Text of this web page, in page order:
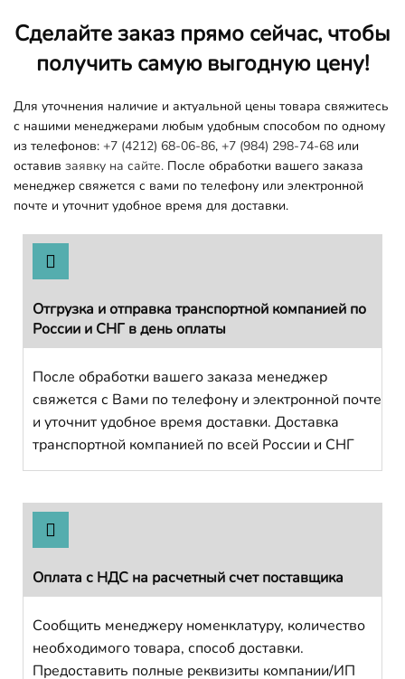
Сделайте заказ прямо сейчас, чтобы
получить самую выгодную цену!
Для уточнения наличие и актуальной цены товара свяжитесь
с нашими менеджерами любым удобным способом по одному
из телефонов: +7 (4212) 68-06-86, +7 (984) 298-74-68 или
оставив заявку на сайте. После обработки вашего заказа
менеджер свяжется с вами по телефону или электронной
почте и уточнит удобное время для доставки.
Отгрузка и отправка транспортной компанией по
России и СНГ в день оплаты
После обработки вашего заказа менеджер
свяжется с Вами по телефону и электронной почте
и уточнит удобное время доставки. Доставка
транспортной компанией по всей России и СНГ
Оплата с НДС на расчетный счет поставщика
Сообщить менеджеру номенклатуру, количество
необходимого товара, способ доставки.
Предоставить полные реквизиты компании/ИП